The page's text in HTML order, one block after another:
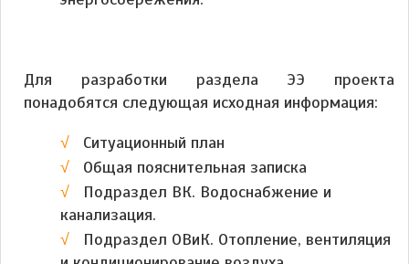
Для разработки раздела ЭЭ проекта
понадобятся следующая исходная информация:
Ситуационный план
Общая пояснительная записка
Подраздел ВК. Водоснабжение и
канализация.
Подраздел ОВиК. Отопление, вентиляция